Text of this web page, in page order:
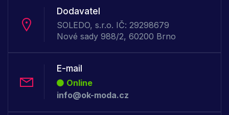
Dodavatel
SOLEDO, s.r.o. IČ: 29298679
Nové sady 988/2, 60200 Brno
E-mail
Online
info@ok-moda.cz